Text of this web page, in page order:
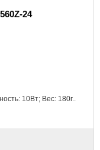
24
10Вт; Вес: 180г..